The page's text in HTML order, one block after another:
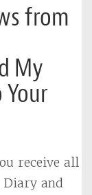
from
My
receive all
and